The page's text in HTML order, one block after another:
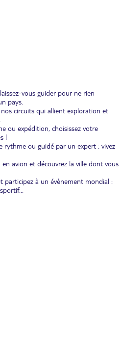
vous guider pour ne rien
pays.
nos circuits qui allient exploration et
ou expédition, choisissez votre
!
rythme ou guidé par un expert : vivez
avion et découvrez la ville dont vous
participez à un évènement mondial :